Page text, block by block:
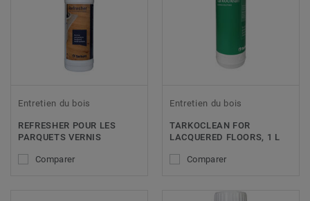
Entretien du bois
REFRESHER POUR LES
PARQUETS VERNIS
Comparer
Entretien du bois
TARKOCLEAN FOR
LACQUERED FLOORS, 1 L
Comparer